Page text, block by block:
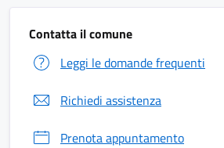
Contatta il comune
Leggi le domande frequenti
Richiedi assistenza
Prenota appuntamento